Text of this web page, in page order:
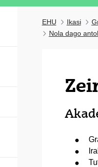
EHU Ikasi
Nola dago